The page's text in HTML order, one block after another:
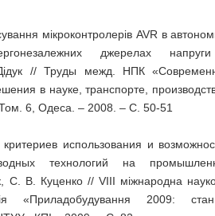
мікроконтролерів AVR в
джерелах
// Труды межд. НПК
в науке, транспорте,
6, Одеса. – 2008. – С. 50-51
использования и
технологий на
С. В. Куценко // VІII міжнародна
«Приладобудування 2009: